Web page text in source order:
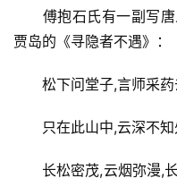
傅抱石氏有一副写
贾岛的《寻隐者不遇》：
松下问堂子,言师采
只在此山中,云深不知
长松密茂,云烟弥漫,